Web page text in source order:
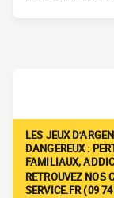
LES JEUX
DANGEREUX :
FAMILIAUX,
RETROUVEZ NOS
SERVICE.FR (09